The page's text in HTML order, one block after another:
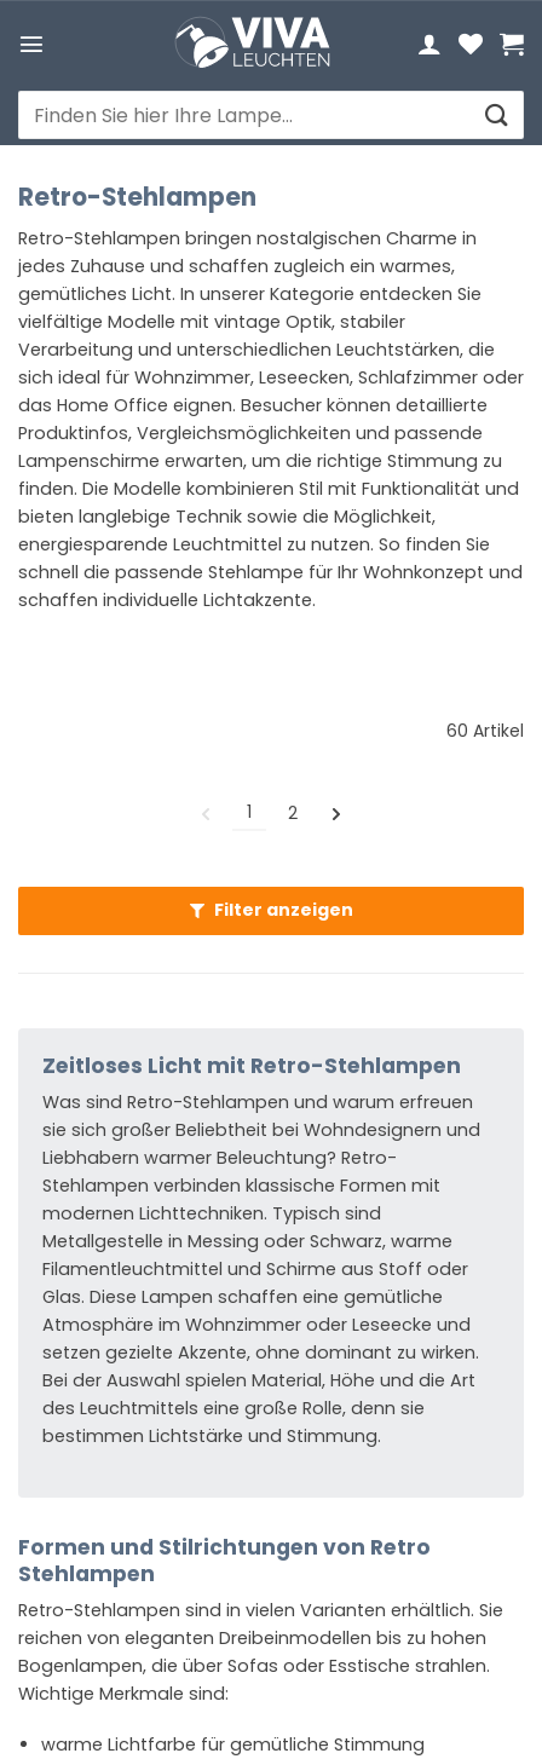
Inhalt
Suchen
nach:
Retro-Stehlampen
Retro-Stehlampen bringen nostalgischen Charme in
jedes Zuhause und schaffen zugleich ein warmes,
gemütliches Licht. In unserer Kategorie entdecken Sie
vielfältige Modelle mit vintage Optik, stabiler
Verarbeitung und unterschiedlichen Leuchtstärken, die
sich ideal für Wohnzimmer, Leseecken, Schlafzimmer oder
das Home Office eignen. Besucher können detaillierte
Produktinfos, Vergleichsmöglichkeiten und passende
Lampenschirme erwarten, um die richtige Stimmung zu
finden. Die Modelle kombinieren Stil mit Funktionalität und
bieten langlebige Technik sowie die Möglichkeit,
energiesparende Leuchtmittel zu nutzen. So finden Sie
schnell die passende Stehlampe für Ihr Wohnkonzept und
schaffen individuelle Lichtakzente.
60 Artikel
1 2
Filter anzeigen
Zeitloses Licht mit Retro-Stehlampen
Was sind Retro-Stehlampen und warum erfreuen
sie sich großer Beliebtheit bei Wohndesignern und
Liebhabern warmer Beleuchtung? Retro-
Stehlampen verbinden klassische Formen mit
modernen Lichttechniken. Typisch sind
Metallgestelle in Messing oder Schwarz, warme
Filamentleuchtmittel und Schirme aus Stoff oder
Glas. Diese Lampen schaffen eine gemütliche
Atmosphäre im Wohnzimmer oder Leseecke und
setzen gezielte Akzente, ohne dominant zu wirken.
Bei der Auswahl spielen Material, Höhe und die Art
des Leuchtmittels eine große Rolle, denn sie
bestimmen Lichtstärke und Stimmung.
Formen und Stilrichtungen von Retro
Stehlampen
Retro-Stehlampen sind in vielen Varianten erhältlich. Sie
reichen von eleganten Dreibeinmodellen bis zu hohen
Bogenlampen, die über Sofas oder Esstische strahlen.
Wichtige Merkmale sind:
warme Lichtfarbe für gemütliche Stimmung